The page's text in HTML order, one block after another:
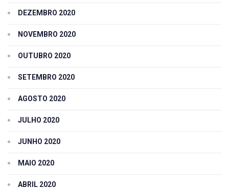
DEZEMBRO 2020
NOVEMBRO 2020
OUTUBRO 2020
SETEMBRO 2020
AGOSTO 2020
JULHO 2020
JUNHO 2020
MAIO 2020
ABRIL 2020